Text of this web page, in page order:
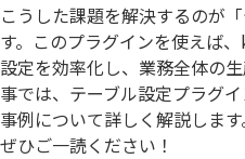
こうした課題を解決するのが
す。このプラグインを使えば
設定を効率化し、業務全体の
事では、テーブル設定プラグ
事例について詳しく解説しま
ぜひご一読ください！